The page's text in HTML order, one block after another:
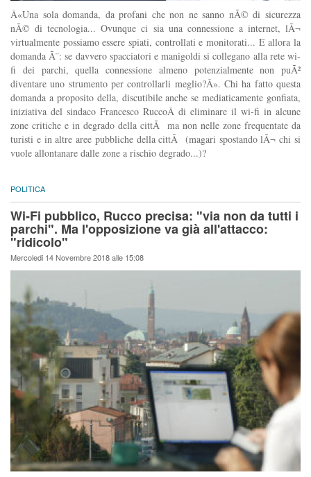
Â«Una sola domanda, da profani che non ne sanno nÃ© di sicurezza
nÃ© di tecnologia... Ovunque ci sia una connessione a internet, lÃ¬
virtualmente possiamo essere spiati, controllati e monitorati... E allora la
domanda Ã¨: se davvero spacciatori e manigoldi si collegano alla rete wi-
fi dei parchi, quella connessione almeno potenzialmente non puÃ²
diventare uno strumento per controllarli meglio?Â». Chi ha fatto questa
domanda a proposito della, discutibile anche se mediaticamente gonfiata,
iniziativa del sindaco Francesco RuccoÂ di eliminare il wi-fi in alcune
zone critiche e in degrado della cittÃ ma non nelle zone frequentate da
turisti e in altre aree pubbliche della cittÃ (magari spostando lÃ¬ chi si
vuole allontanare dalle zone a rischio degrado...)?
POLITICA
Wi-Fi pubblico, Rucco precisa: "via non da tutti i
parchi". Ma l'opposizione va già all'attacco:
"ridicolo"
Mercoledi 14 Novembre 2018 alle 15:08